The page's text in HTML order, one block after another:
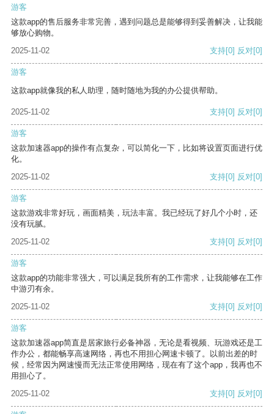
游客
这款app的售后服务非常完善，遇到问题总是能够得到妥善解决，让我能
够放心购物。
2025-11-02
支持[0] 反对[0]
游客
这款app就像我的私人助理，随时随地为我的办公提供帮助。
2025-11-02 支持[0] 反对[0]
游客
这款加速器app的操作有点复杂，可以简化一下，比如将设置页面进行优
化。
2025-11-02
支持[0] 反对[0]
游客
这款游戏非常好玩，画面精美，玩法丰富。我已经玩了好几个小时，还
没有玩腻。
2025-11-02
支持[0] 反对[0]
游客
这款app的功能非常强大，可以满足我所有的工作需求，让我能够在工作
中游刃有余。
2025-11-02
支持[0] 反对[0]
游客
这款加速器app简直是居家旅行必备神器，无论是看视频、玩游戏还是工
作办公，都能畅享高速网络，再也不用担心网速卡顿了。以前出差的时
候，经常因为网速慢而无法正常使用网络，现在有了这个app，我再也不
用担心了。
2025-11-02
支持[0] 反对[0]